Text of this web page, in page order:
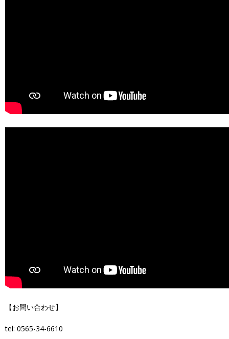
【お問い合わせ】
tel: 0565-34-6610